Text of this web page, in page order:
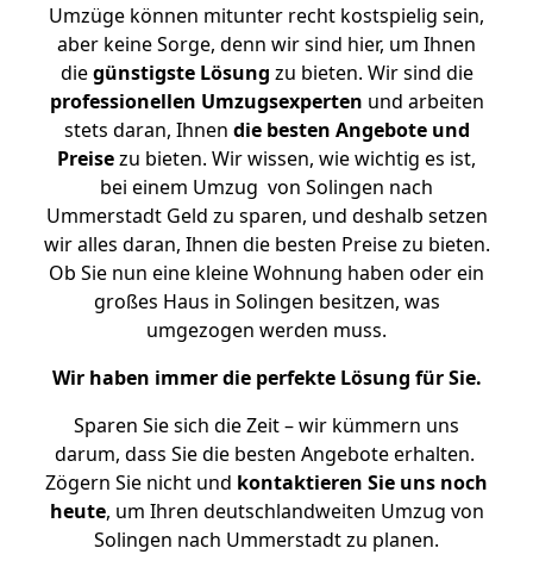
Umzüge können mitunter recht kostspielig sein,
aber keine Sorge, denn wir sind hier, um Ihnen
diegünstigste Lösung zu bieten. Wir sind die
professionellen Umzugsexperten und arbeiten
stets daran, Ihnen die besten Angebote und
Preisezu bieten. Wir wissen, wie wichtig es ist,
bei einem Umzug von Solingen nach
Ummerstadt Geld zu sparen, und deshalb setzen
wir alles daran, Ihnen die besten Preise zu bieten.
Ob Sie nun eine kleine Wohnung haben oder ein
großes Haus in Solingen besitzen, was
umgezogen werden muss.
Wir haben immer die perfekte Lösung für Sie.
Sparen Sie sich die Zeit – wir kümmern uns
darum, dass Sie die besten Angebote erhalten.
Zögern Sie nicht und kontaktieren Sie uns noch
heute, um Ihren deutschlandweiten Umzug von
Solingen nach Ummerstadt zu planen.